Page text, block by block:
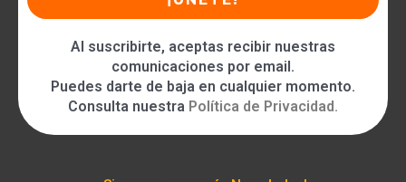
Al suscribirte, aceptas recibir nuestras
comunicaciones por email.
Puedes darte de baja en cualquier momento.
Consulta nuestra Política de Privacidad.